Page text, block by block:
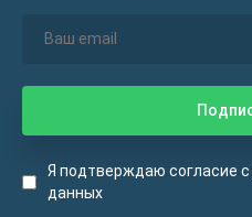
Я подтверждаю согласие с
данных